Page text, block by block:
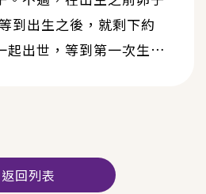
到出生之後，就剩下約
起出世，等到第一次生理
返回列表